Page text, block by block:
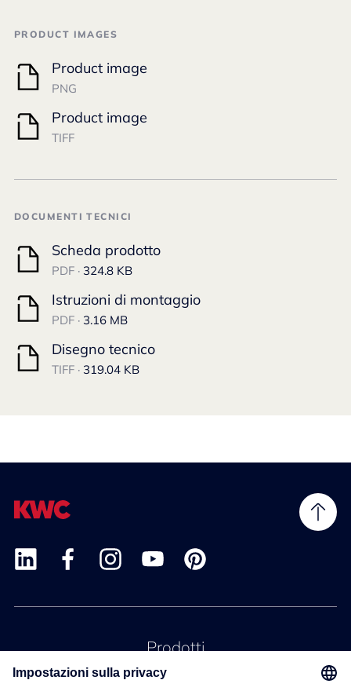
PRODUCT IMAGES
Product image
PNG
Product image
TIFF
DOCUMENTI TECNICI
Scheda prodotto
PDF · 324.8 KB
Istruzioni di montaggio
PDF · 3.16 MB
Disegno tecnico
TIFF · 319.04 KB
Prodotti
Servizio